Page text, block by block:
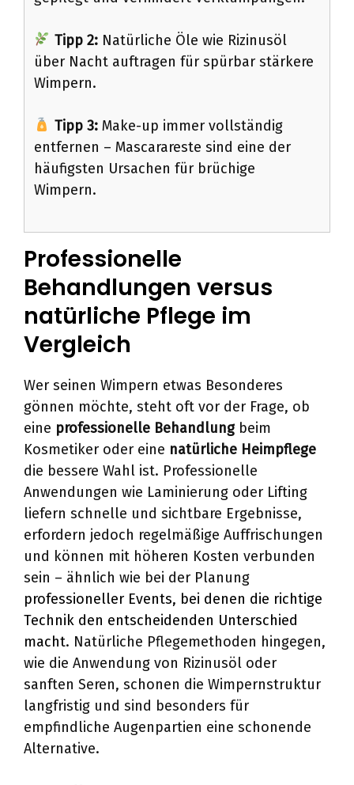
Tipp 2:Natürliche Öle wie Rizinusöl
über Nacht auftragen für spürbar stärkere
Wimpern.
Tipp 3:Make-up immer vollständig
entfernen – Mascarareste sind eine der
häufigsten Ursachen für brüchige
Wimpern.
Professionelle
Behandlungen versus
natürliche Pflege im
Vergleich
Wer seinen Wimpern etwas Besonderes
gönnen möchte, steht oft vor der Frage, ob
eine professionelle Behandlungbeim
Kosmetiker oder eine natürliche Heimpflege
die bessere Wahl ist. Professionelle
Anwendungen wie Laminierung oder Lifting
liefern schnelle und sichtbare Ergebnisse,
erfordern jedoch regelmäßige Auffrischungen
und können mit höheren Kosten verbunden
sein – ähnlich wie bei der Planung
professioneller Events, bei denen die richtige
Technik den entscheidenden Unterschied
macht. Natürliche Pflegemethoden hingegen,
wie die Anwendung von Rizinusöl oder
sanften Seren, schonen die Wimpernstruktur
langfristig und sind besonders für
empfindliche Augenpartien eine schonende
Alternative.